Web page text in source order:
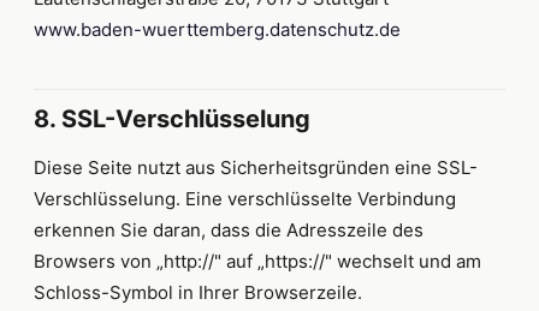
www.baden-wuerttemberg.datenschutz.de
8. SSL-Verschlüsselung
Diese Seite nutzt aus Sicherheitsgründen eine SSL-
Verschlüsselung. Eine verschlüsselte Verbindung
erkennen Sie daran, dass die Adresszeile des
Browsers von „http://" auf „https://" wechselt und am
Schloss-Symbol in Ihrer Browserzeile.